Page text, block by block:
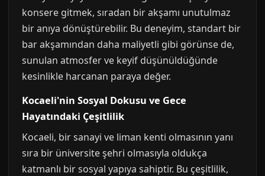
konsere gitmek, sıradan bir akşamı unutulmaz
bir anıya dönüştürebilir. Bu deneyim, standart bir
bar akşamından daha maliyetli gibi görünse de,
sunulan atmosfer ve keyif düşünüldüğünde
kesinlikle harcanan paraya değer.
Kocaeli'nin Sosyal Dokusu ve Gece
Hayatındaki Çeşitlilik
Kocaeli, bir sanayi ve liman kenti olmasının yanı
sıra bir üniversite şehri olmasıyla oldukça
katmanlı bir sosyal yapıya sahiptir. Bu çeşitlilik,